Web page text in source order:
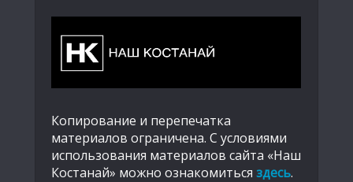
Копирование и перепечатка
материалов ограничена. С условиями
использования материалов сайта «Наш
Костанай» можно ознакомиться здесь.